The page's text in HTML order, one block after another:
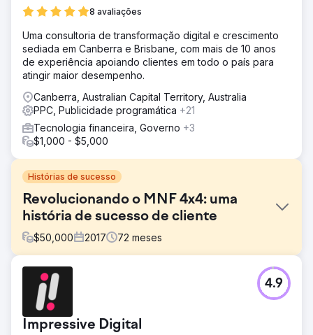
8 avaliações
Uma consultoria de transformação digital e crescimento
sediada em Canberra e Brisbane, com mais de 10 anos
de experiência apoiando clientes em todo o país para
atingir maior desempenho.
Canberra, Australian Capital Territory, Australia
PPC, Publicidade programática +21
Tecnologia financeira, Governo +3
$1,000 - $5,000
Histórias de sucesso
Revolucionando o MNF 4x4: uma
história de sucesso de cliente
$50,000 2017 72 meses
Desafio
A MNF 4x4, em Burleigh Heads, Austrália, é especializada
em bandejas e acessórios para Ute 4x4. Seu site
desatualizado carecia de otimização e estratégia de
marketing digital antes da intervenção do VMA.
Impressive Digital
4.9